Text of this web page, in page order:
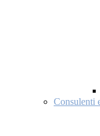
Consulenti